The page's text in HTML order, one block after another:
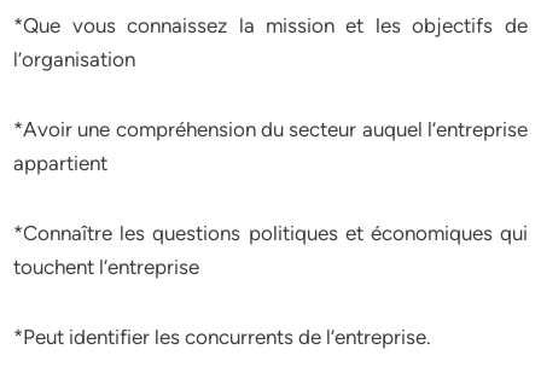
*Que vous connaissez la mission et les objectifs de
l’organisation
*Avoir une compréhension du secteur auquel l’entreprise
appartient
*Connaître les questions politiques et économiques qui
touchent l’entreprise
*Peut identifier les concurrents de l’entreprise.